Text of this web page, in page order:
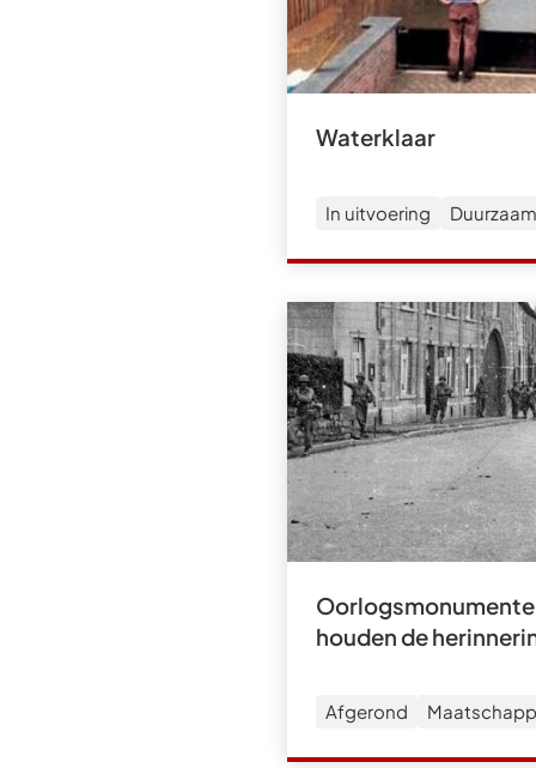
Waterklaar
In uitvoering
houden de
Afgerond